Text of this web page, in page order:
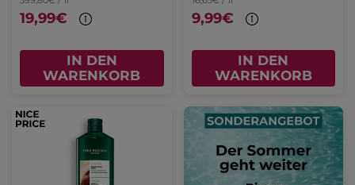
19,99€
IN DEN
WARENKORB
9,99€
IN DEN
WARENKORB